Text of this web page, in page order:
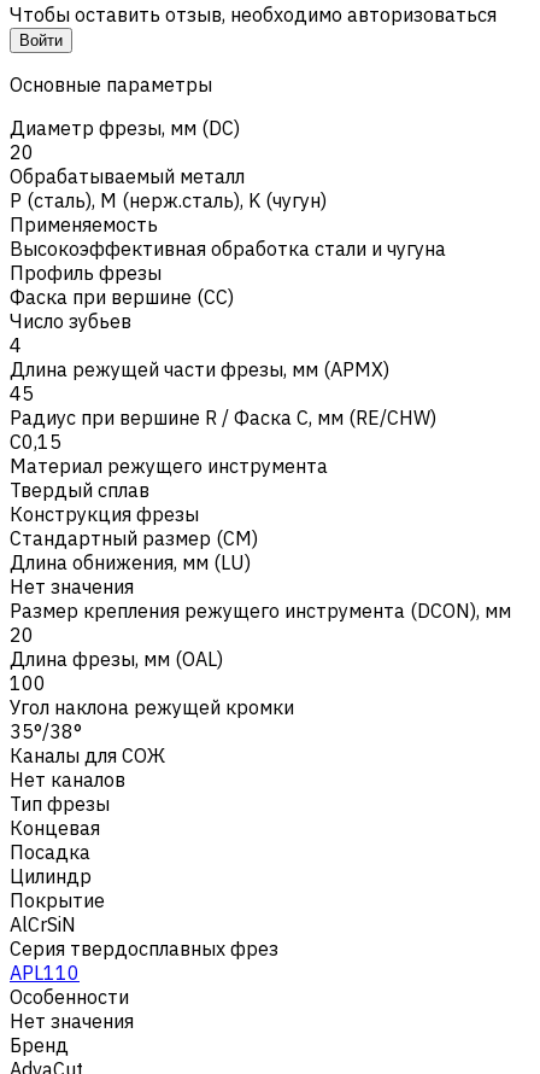
Чтобы оставить отзыв, необходимо авторизоваться
Войти
Основные параметры
Диаметр фрезы, мм (DC)
20
Обрабатываемый металл
Р (сталь), M (нерж.сталь), K (чугун)
Применяемость
Высокоэффективная обработка стали и чугуна
Профиль фрезы
Фаска при вершине (CC)
Число зубьев
4
Длина режущей части фрезы, мм (APMX)
45
Радиус при вершине R / Фаска C, мм (RE/CHW)
C0,15
Материал режущего инструмента
Твердый сплав
Конструкция фрезы
Стандартный размер (CM)
Длина обнижения, мм (LU)
Нет значения
Размер крепления режущего инструмента (DCON), мм
20
Длина фрезы, мм (OAL)
100
Угол наклона режущей кромки
35°/38°
Каналы для СОЖ
Нет каналов
Тип фрезы
Концевая
Посадка
Цилиндр
Покрытие
AlCrSiN
Серия твердосплавных фрез
APL110
Особенности
Нет значения
Бренд
AdvaCut